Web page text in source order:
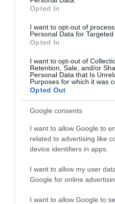
Opted In
I want to opt-out of
Personal Data for Targeted
Opted In
I want to opt-out of
Retention, Sale, and/or
Personal Data that Is
Purposes for which it was
Opted Out
Google consents
I want to allow Google to
related to advertising like
device identifiers in apps.
I want to allow my user
Google for online
I want to allow Google to
No Kings, Palazzo Ducale
Comune
28